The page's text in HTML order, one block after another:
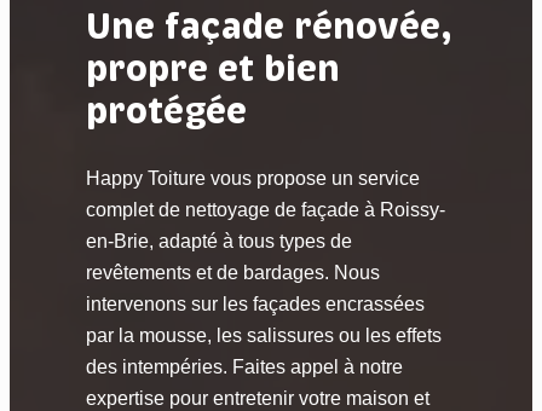
Une façade rénovée,
propre et bien
protégée
Happy Toiture vous propose un service
complet de nettoyage de façade à Roissy-
en-Brie, adapté à tous types de
revêtements et de bardages. Nous
intervenons sur les façades encrassées
par la mousse, les salissures ou les effets
des intempéries. Faites appel à notre
expertise pour entretenir votre maison et